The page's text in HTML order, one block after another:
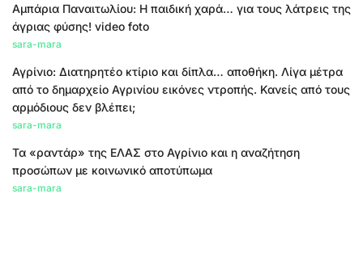
Αμπάρια Παναιτωλίου: Η παιδική χαρά… για τους λάτρεις της
άγριας φύσης! video foto
sara-mara
Αγρίνιο: Διατηρητέο κτίριο και δίπλα… αποθήκη. Λίγα μέτρα
από το δημαρχείο Αγρινίου εικόνες ντροπής. Κανείς από τους
αρμόδιους δεν βλέπει;
sara-mara
Τα «ραντάρ» της ΕΛΑΣ στο Αγρίνιο και η αναζήτηση
προσώπων με κοινωνικό αποτύπωμα
sara-mara